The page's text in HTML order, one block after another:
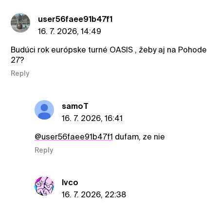
user56faee91b47f1
16. 7. 2026, 14:49
Budúci rok európske turné OASIS , žeby aj na Pohode
27?
Reply
samoT
16. 7. 2026, 16:41
@user56faee91b47f1 dufam, ze nie
Reply
Ivco
16. 7. 2026, 22:38